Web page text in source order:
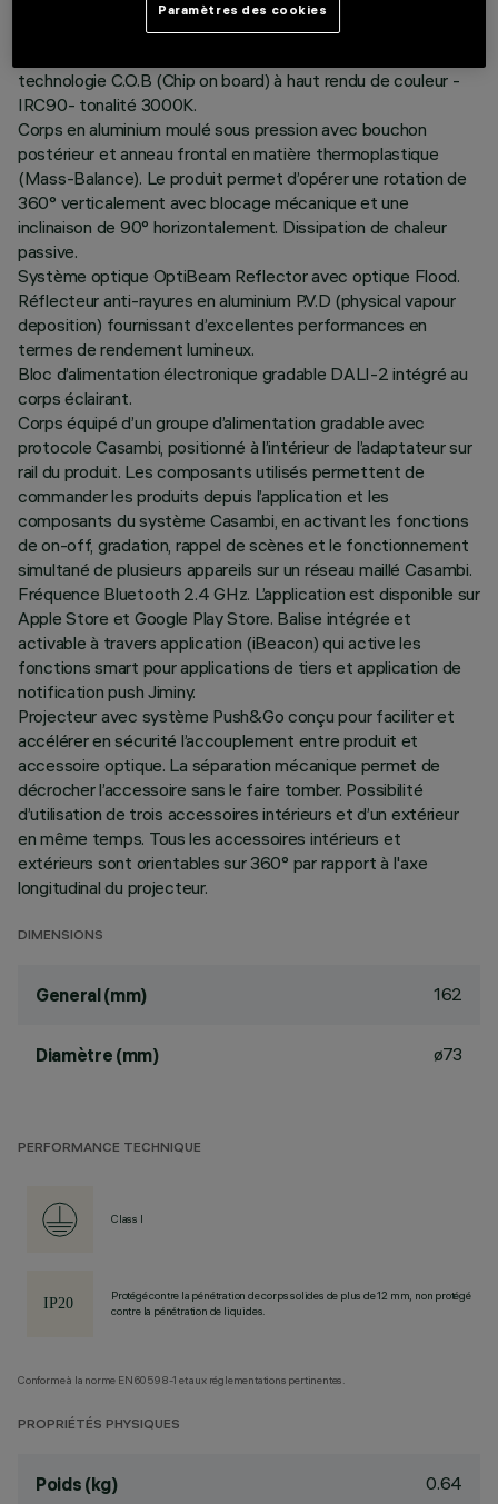
Projecteur orientable Ø73 avec adaptateur pour installation
technologie C.O.B (Chip on board) à haut rendu de couleur -
IRC90- tonalité 3000K.
Corps en aluminium moulé sous pression avec bouchon
postérieur et anneau frontal en matière thermoplastique
(Mass-Balance). Le produit permet d’opérer une rotation de
360° verticalement avec blocage mécanique et une
inclinaison de 90° horizontalement. Dissipation de chaleur
passive.
Système optique OptiBeam Reflector avec optique Flood.
Réflecteur anti-rayures en aluminium P.V.D (physical vapour
deposition) fournissant d’excellentes performances en
termes de rendement lumineux.
Bloc d’alimentation électronique gradable DALI-2 intégré au
corps éclairant.
Corps équipé d’un groupe d’alimentation gradable avec
protocole Casambi, positionné à l’intérieur de l’adaptateur sur
rail du produit. Les composants utilisés permettent de
commander les produits depuis l’application et les
composants du système Casambi, en activant les fonctions
de on-off, gradation, rappel de scènes et le fonctionnement
simultané de plusieurs appareils sur un réseau maillé Casambi.
Fréquence Bluetooth 2.4 GHz. L’application est disponible sur
Apple Store et Google Play Store. Balise intégrée et
activable à travers application (iBeacon) qui active les
fonctions smart pour applications de tiers et application de
notification push Jiminy.
Projecteur avec système Push&Go conçu pour faciliter et
accélérer en sécurité l’accouplement entre produit et
accessoire optique. La séparation mécanique permet de
décrocher l’accessoire sans le faire tomber. Possibilité
d’utilisation de trois accessoires intérieurs et d’un extérieur
en même temps. Tous les accessoires intérieurs et
extérieurs sont orientables sur 360° par rapport à l'axe
longitudinal du projecteur.
DIMENSIONS
General (mm) 162
Diamètre (mm) ø73
PERFORMANCE TECHNIQUE
Class I
Protégé contre la pénétration de corps solides de plus de 12 mm, non protégé
contre la pénétration de liquides.
Conforme à la norme EN60598-1 et aux réglementations pertinentes.
PROPRIÉTÉS PHYSIQUES
Poids (kg) 0.64
Paramètres des cookies